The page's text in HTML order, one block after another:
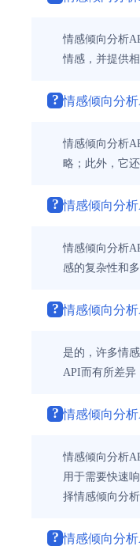
情感倾向分析
情感，并提供
? 情感倾向分
情感倾向分析
略；此外，它
? 情感倾向分
情感倾向分析
感的复杂性和
? 情感倾向分
是的，许多情
API而有所差异
? 情感倾向分
情感倾向分析
用于需要快速
择情感倾向分
? 情感倾向分